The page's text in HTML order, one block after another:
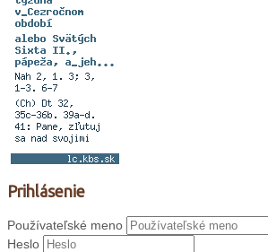
Prihlásenie
Používateľské meno
Heslo